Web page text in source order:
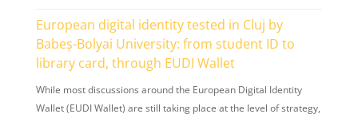
European digital identity tested in Cluj by
Babeș-Bolyai University: from student ID to
library card, through EUDI Wallet
While most discussions around the European Digital Identity
Wallet (EUDI Wallet) are still taking place at the level of strategy,